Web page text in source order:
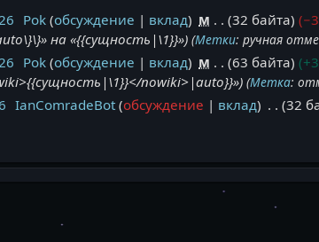
Pok обсуждение вклад м 32 байта
на «{{сущность|\1}}»
Метки:ручная
Pok обсуждение вклад м 63 байта
nowiki>|auto}}»
Метка:
IanComradeBot обсуждение вклад 32